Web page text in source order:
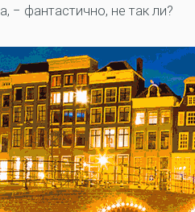
а, − фантастично, не так ли?